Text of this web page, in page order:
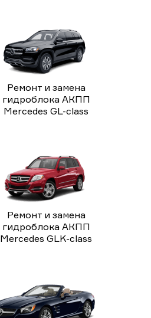
Ремонт и замена
гидроблока АКПП
Mercedes GL-class
Ремонт и замена
гидроблока АКПП
Mercedes GLK-class